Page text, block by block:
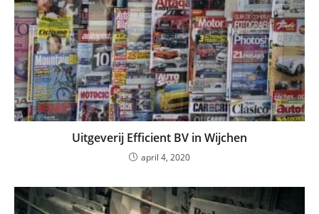
Uitgeverij Efficient BV in Wijchen
april 4, 2020